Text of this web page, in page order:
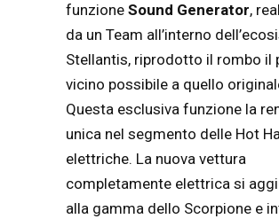
funzione Sound Generator,
da un Team all’interno
Stellantis, riprodotto il rombo il
vicino possibile a quello
Questa esclusiva funzione la
unica nel segmento delle Hot
elettriche. La nuova vettura
completamente elettrica si
alla gamma dello Scorpione e